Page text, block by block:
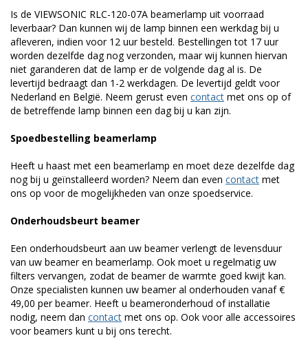
Is de VIEWSONIC RLC-120-07A beamerlamp uit voorraad
leverbaar? Dan kunnen wij de lamp binnen een werkdag bij u
afleveren, indien voor 12 uur besteld. Bestellingen tot 17 uur
worden dezelfde dag nog verzonden, maar wij kunnen hiervan
niet garanderen dat de lamp er de volgende dag al is. De
levertijd bedraagt dan 1-2 werkdagen. De levertijd geldt voor
Nederland en België. Neem gerust even contact met ons op of
de betreffende lamp binnen een dag bij u kan zijn.
Spoedbestelling beamerlamp
Heeft u haast met een beamerlamp en moet deze dezelfde dag
nog bij u geïnstalleerd worden? Neem dan even contact met
ons op voor de mogelijkheden van onze spoedservice.
Onderhoudsbeurt beamer
Een onderhoudsbeurt aan uw beamer verlengt de levensduur
van uw beamer en beamerlamp. Ook moet u regelmatig uw
filters vervangen, zodat de beamer de warmte goed kwijt kan.
Onze specialisten kunnen uw beamer al onderhouden vanaf €
49,00 per beamer. Heeft u beameronderhoud of installatie
nodig, neem dan contact met ons op. Ook voor alle accessoires
voor beamers kunt u bij ons terecht.